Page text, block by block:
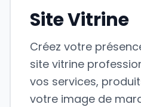
Site Vitrine
Créez votre
site vitrine
vos services,
votre image de